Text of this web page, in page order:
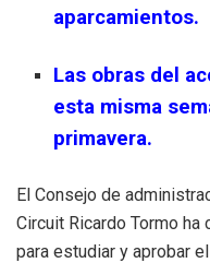
aparcamientos.
Las obras del
esta misma
primavera.
El Consejo de
Circuit Ricardo Tormo
para estudiar y aprobar